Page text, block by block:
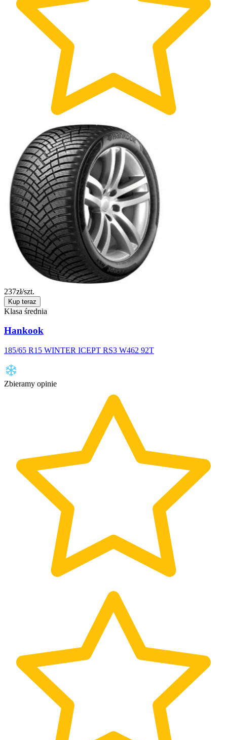
237zł/szt.
Kup teraz
Klasa średnia
Hankook
185/65 R15 WINTER ICEPT RS3 W462 92T
Zbieramy opinie